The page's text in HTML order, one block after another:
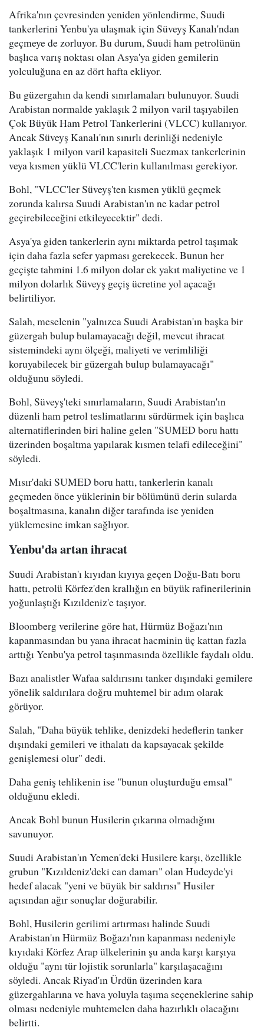
Afrika'nın çevresinden yeniden yönlendirme, Suudi
tankerlerini Yenbu'ya ulaşmak için Süveyş Kanalı'ndan
geçmeye de zorluyor. Bu durum, Suudi ham petrolünün
başlıca varış noktası olan Asya'ya giden gemilerin
yolculuğuna en az dört hafta ekliyor.
Bu güzergahın da kendi sınırlamaları bulunuyor. Suudi
Arabistan normalde yaklaşık 2 milyon varil taşıyabilen
Çok Büyük Ham Petrol Tankerlerini (VLCC) kullanıyor.
Ancak Süveyş Kanalı'nın sınırlı derinliği nedeniyle
yaklaşık 1 milyon varil kapasiteli Suezmax tankerlerinin
veya kısmen yüklü VLCC'lerin kullanılması gerekiyor.
Bohl, "VLCC'ler Süveyş'ten kısmen yüklü geçmek
zorunda kalırsa Suudi Arabistan'ın ne kadar petrol
geçirebileceğini etkileyecektir" dedi.
Asya'ya giden tankerlerin aynı miktarda petrol taşımak
için daha fazla sefer yapması gerekecek. Bunun her
geçişte tahmini 1.6 milyon dolar ek yakıt maliyetine ve 1
milyon dolarlık Süveyş geçiş ücretine yol açacağı
belirtiliyor.
Salah, meselenin "yalnızca Suudi Arabistan'ın başka bir
güzergah bulup bulamayacağı değil, mevcut ihracat
sistemindeki aynı ölçeği, maliyeti ve verimliliği
koruyabilecek bir güzergah bulup bulamayacağı"
olduğunu söyledi.
Bohl, Süveyş'teki sınırlamaların, Suudi Arabistan'ın
düzenli ham petrol teslimatlarını sürdürmek için başlıca
alternatiflerinden biri haline gelen "SUMED boru hattı
üzerinden boşaltma yapılarak kısmen telafi edileceğini"
söyledi.
Mısır'daki SUMED boru hattı, tankerlerin kanalı
geçmeden önce yüklerinin bir bölümünü derin sularda
boşaltmasına, kanalın diğer tarafında ise yeniden
yüklemesine imkan sağlıyor.
Yenbu'da artan ihracat
Suudi Arabistan'ı kıyıdan kıyıya geçen Doğu-Batı boru
hattı, petrolü Körfez'den krallığın en büyük rafinerilerinin
yoğunlaştığı Kızıldeniz'e taşıyor.
Bloomberg verilerine göre hat, Hürmüz Boğazı'nın
kapanmasından bu yana ihracat hacminin üç kattan fazla
arttığı Yenbu'ya petrol taşınmasında özellikle faydalı oldu.
Bazı analistler Wafaa saldırısını tanker dışındaki gemilere
yönelik saldırılara doğru muhtemel bir adım olarak
görüyor.
Salah, "Daha büyük tehlike, denizdeki hedeflerin tanker
dışındaki gemileri ve ithalatı da kapsayacak şekilde
genişlemesi olur" dedi.
Daha geniş tehlikenin ise "bunun oluşturduğu emsal"
olduğunu ekledi.
Ancak Bohl bunun Husilerin çıkarına olmadığını
savunuyor.
Suudi Arabistan'ın Yemen'deki Husilere karşı, özellikle
grubun "Kızıldeniz'deki can damarı" olan Hudeyde'yi
hedef alacak "yeni ve büyük bir saldırısı" Husiler
açısından ağır sonuçlar doğurabilir.
Bohl, Husilerin gerilimi artırması halinde Suudi
Arabistan'ın Hürmüz Boğazı'nın kapanması nedeniyle
kıyıdaki Körfez Arap ülkelerinin şu anda karşı karşıya
olduğu "aynı tür lojistik sorunlarla" karşılaşacağını
söyledi. Ancak Riyad'ın Ürdün üzerinden kara
güzergahlarına ve hava yoluyla taşıma seçeneklerine sahip
olması nedeniyle muhtemelen daha hazırlıklı olacağını
belirtti.